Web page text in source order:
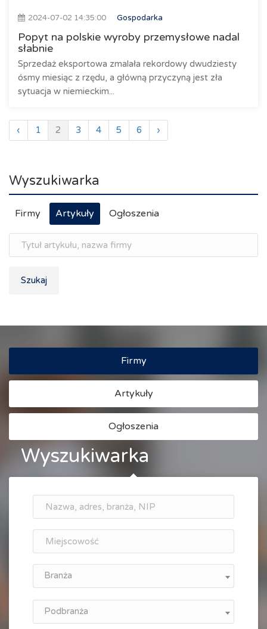
2024-07-02 14:35:00 Gospodarka
Popyt na polskie wyroby przemysłowe nadal
słabnie
Sprzedaż eksportowa zmalała rekordowy dwudziesty
ósmy miesiąc z rzędu, a główną przyczyną jest zła
sytuacja w niemieckim...
‹ 1 2 3 4 5 6 ›
Wyszukiwarka
Firmy Artykuły Ogłoszenia
Szukaj
Firmy
Artykuły
Ogłoszenia
Wyszukiwarka
Branża
Podbranża